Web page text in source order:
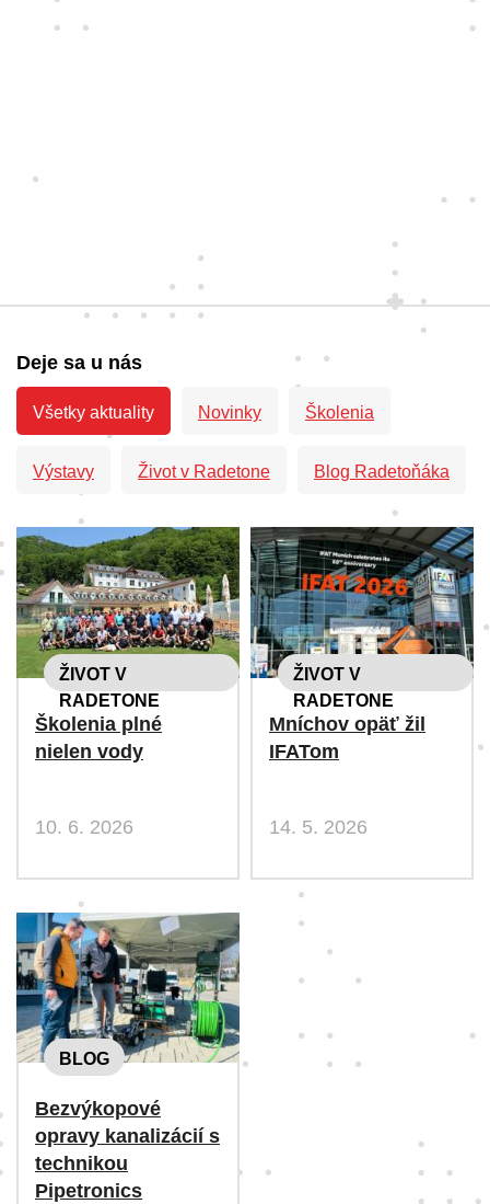
Deje sa u nás
Všetky aktuality Novinky Školenia
Výstavy Život v Radetone Blog Radetoňáka
ŽIVOT V
RADETONE
Školenia plné
nielen vody
10. 6. 2026
ŽIVOT V
RADETONE
Mníchov opäť žil
IFATom
14. 5. 2026
BLOG
Bezvýkopové
opravy kanalizácií s
technikou
Pipetronics